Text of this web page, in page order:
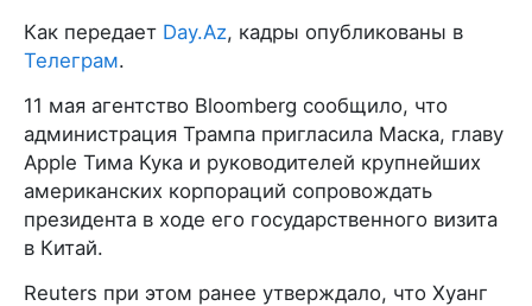
Как передает Day.Az, кадры опубликованы в
Телеграм.
11 мая агентство Bloomberg сообщило, что
администрация Трампа пригласила Маска, главу
Apple Тима Кука и руководителей крупнейших
американских корпораций сопровождать
президента в ходе его государственного визита
в Китай.
Reuters при этом ранее утверждало, что Хуанг